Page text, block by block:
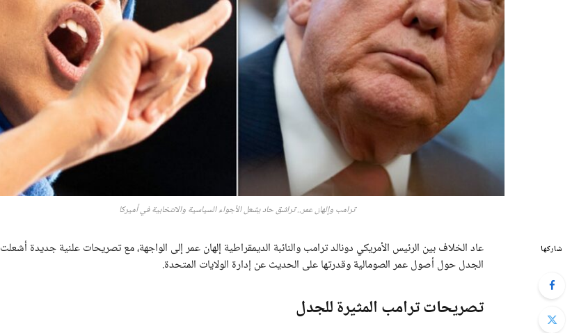
ترامب وإلهان عمر.. تراشق حاد يشعل الأجواء السياسية والانتخابية في أميركا
شاركها
عاد الخلاف بين الرئيس الأمريكي دونالد ترامب والنائبة الديمقراطية إلهان عمر إلى الواجهة، مع تصريحات علنية جديدة أشعلت
الجدل حول أصول عمر الصومالية وقدرتها على الحديث عن إدارة الولايات المتحدة.
تصريحات ترامب المثيرة للجدل